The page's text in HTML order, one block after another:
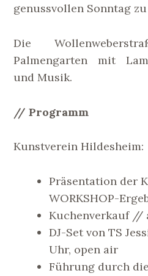
genussvollen Sonntag
Die
Palmengarten mit
und Musik.
// Programm
Kunstverein Hildesheim:
Präsentation der
WORKSHOP-
Kuchenverkauf //
DJ-Set von TS
Uhr, open air
Führung durch